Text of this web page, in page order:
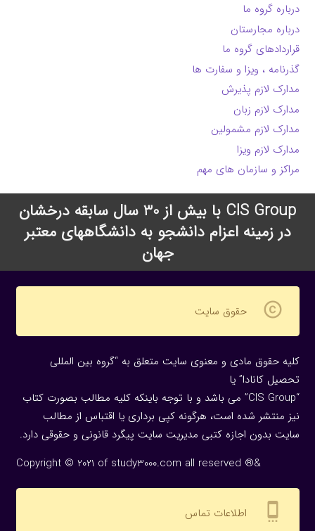
درباره گروه ما
درباره مجارستان
قراردادهای گروه ما
گذرنامه ، ویزا و سفارت ها
مدارک لازم پذیرش
مدارک لازم زبان
مدارک لازم مشمولین
مدارک لازم ویزا
مراکز و سازمان های مهم
CIS Group با بیش از 30 سال سابقه درخشان
در زمینه اعزام دانشجو به دانشگاههای معتبر
جهان
copyright حقوق سایت
کلیه حقوق مادی و معنوی سایت متعلق به “گروه بین المللی
تحصیل کانادا” یا
“CIS Group” می باشد و با توجه باینکه کلیه مطالب بصورت کتاب
نیز منتشر شده است، هرگونه كپی برداری یا اقتباس از مطالب
سایت بدون اجازه كتبی مدیریت سایت پیگرد قانونی و حقوقی دارد.
Copyright © 2021 of study3000.com all reserved ®&
settings_cell اطلاعات تماس